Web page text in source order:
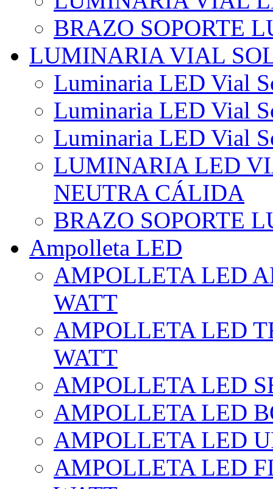
BRAZO SOPORTE
LUMINARIA VIAL
Luminaria LED Vial
Luminaria LED Vial
Luminaria LED Vial
LUMINARIA LED
NEUTRA CÁLIDA
BRAZO SOPORTE
Ampolleta LED
AMPOLLETA LED
WATT
AMPOLLETA LED
WATT
AMPOLLETA LED
AMPOLLETA LED
AMPOLLETA LED
AMPOLLETA LED